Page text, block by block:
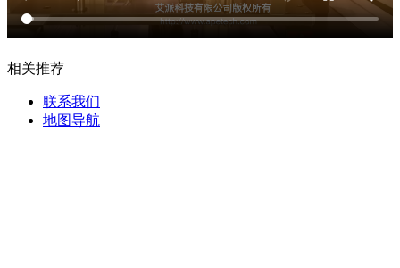
相关推荐
联系我们
地图导航